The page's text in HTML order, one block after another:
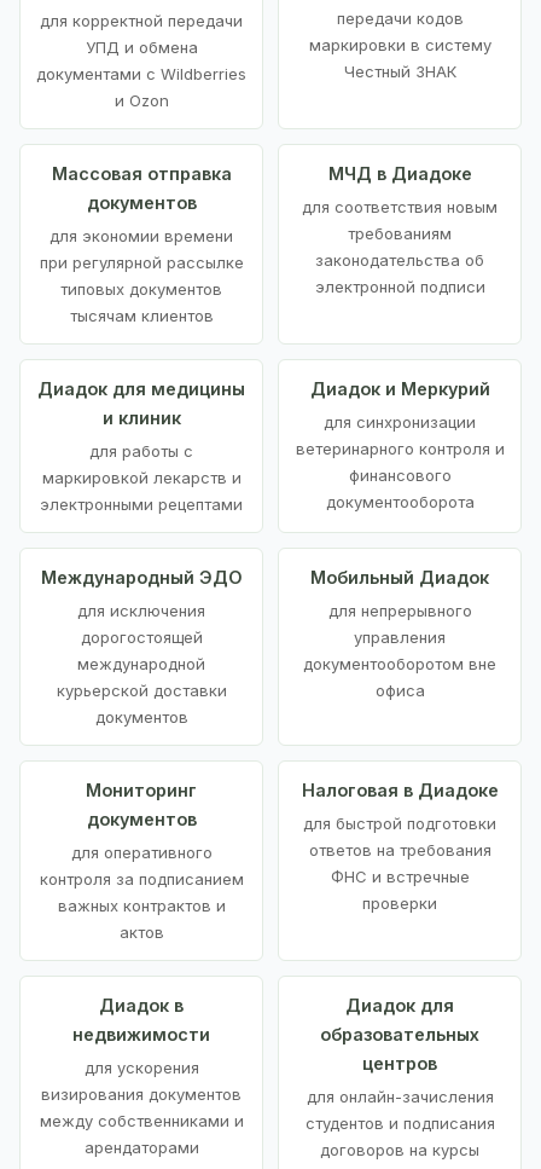
для корректной передачи
УПД и обмена
документами с Wildberries
и Ozon
передачи кодов
маркировки в систему
Честный ЗНАК
Массовая отправка
документов
для экономии времени
при регулярной рассылке
типовых документов
тысячам клиентов
МЧД в Диадоке
для соответствия новым
требованиям
законодательства об
электронной подписи
Диадок для медицины
и клиник
для работы с
маркировкой лекарств и
электронными рецептами
Диадок и Меркурий
для синхронизации
ветеринарного контроля и
финансового
документооборота
Международный ЭДО
для исключения
дорогостоящей
международной
курьерской доставки
документов
Мобильный Диадок
для непрерывного
управления
документооборотом вне
офиса
Мониторинг
документов
для оперативного
контроля за подписанием
важных контрактов и
актов
Налоговая в Диадоке
для быстрой подготовки
ответов на требования
ФНС и встречные
проверки
Диадок в
недвижимости
для ускорения
визирования документов
между собственниками и
арендаторами
Диадок для
образовательных
центров
для онлайн-зачисления
студентов и подписания
договоров на курсы